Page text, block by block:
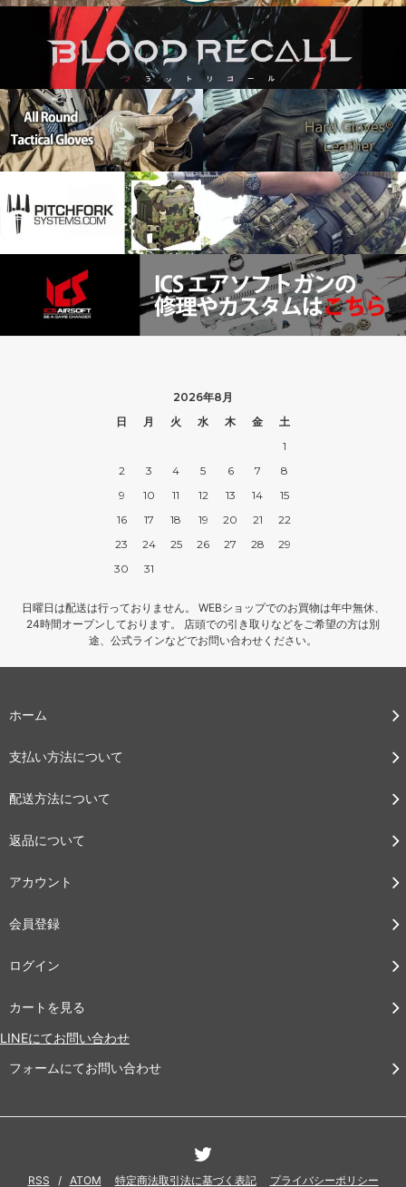
2026年8月
日
月 火 水 木 金
土
1
2
3 4 5 6 7
8
9
10 11 12 13 14
15
16
17 18 19 20 21
22
23
24 25 26 27 28
29
30
31
日曜日は配送は行っておりません。 WEBショップでのお買物は年中無休、
24時間オープンしております。 店頭での引き取りなどをご希望の方は別
途、公式ラインなどでお問い合わせください。
ホーム
支払い方法について
配送方法について
返品について
アカウント
会員登録
ログイン
カートを見る
LINEにてお問い合わせ
フォームにてお問い合わせ
RSS / ATOM 特定商法取引法に基づく表記 プライバシーポリシー